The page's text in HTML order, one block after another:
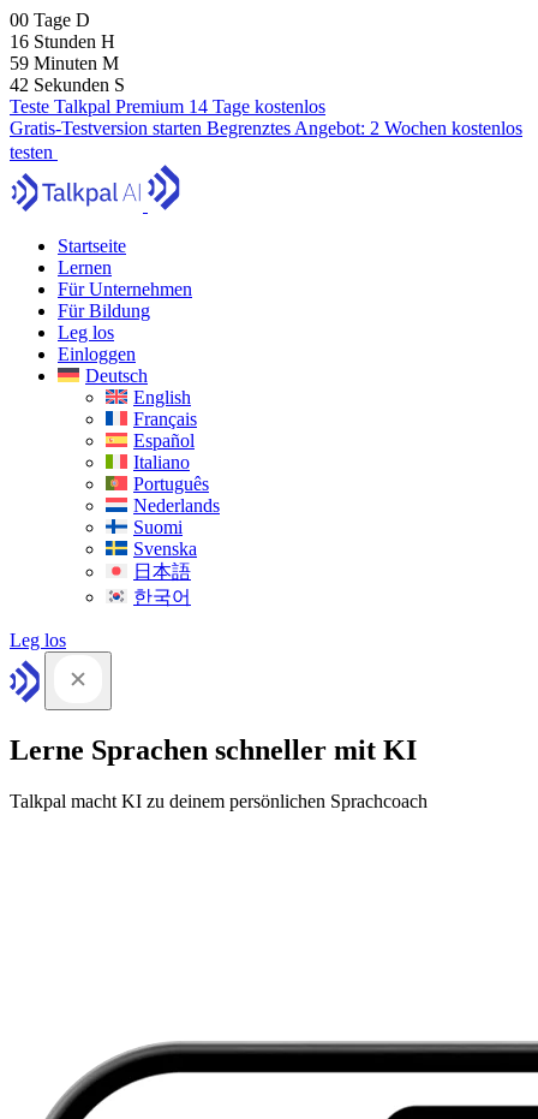
00 Tage D
16 Stunden H
59 Minuten M
40 Sekunden S
Teste Talkpal Premium 14 Tage kostenlos
Gratis-Testversion starten Begrenztes Angebot: 2 Wochen kostenlos
testen
Startseite
Lernen
Für Unternehmen
Für Bildung
Leg los
Einloggen
Deutsch
English
Français
Español
Italiano
Português
Nederlands
Suomi
Svenska
日本語
한국어
Leg los
Lerne Sprachen schneller mit KI
Talkpal macht KI zu deinem persönlichen Sprachcoach